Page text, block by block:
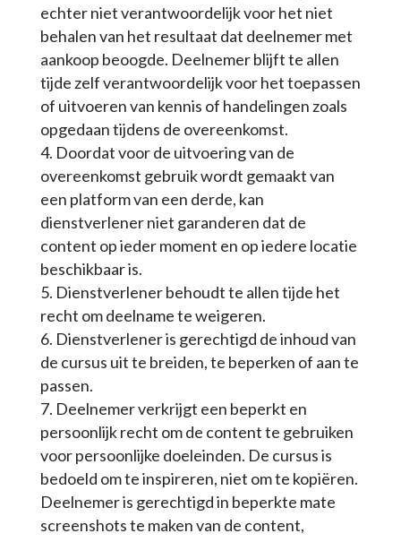
echter niet verantwoordelijk voor het niet
behalen van het resultaat dat deelnemer met
aankoop beoogde. Deelnemer blijft te allen
tijde zelf verantwoordelijk voor het toepassen
of uitvoeren van kennis of handelingen zoals
opgedaan tijdens de overeenkomst.
Doordat voor de uitvoering van de
overeenkomst gebruik wordt gemaakt van
een platform van een derde, kan
dienstverlener niet garanderen dat de
content op ieder moment en op iedere locatie
beschikbaar is.
Dienstverlener behoudt te allen tijde het
recht om deelname te weigeren.
Dienstverlener is gerechtigd de inhoud van
de cursus uit te breiden, te beperken of aan te
passen.
Deelnemer verkrijgt een beperkt en
persoonlijk recht om de content te gebruiken
voor persoonlijke doeleinden. De cursus is
bedoeld om te inspireren, niet om te kopiëren.
Deelnemer is gerechtigd in beperkte mate
screenshots te maken van de content,